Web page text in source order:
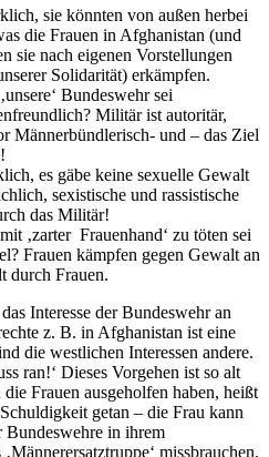
sie könnten von außen herbei
die Frauen in Afghanistan (und
sie nach eigenen Vorstellungen
Solidarität) erkämpfen.
Bundeswehr sei
Militär ist autoritär,
Männerbündlerisch- und – das Ziel
es gäbe keine sexuelle Gewalt
sexistische und rassistische
das Militär!
‚zarter Frauenhand‘ zu töten sei
Frauen kämpfen gegen Gewalt an
durch Frauen.
Interesse der Bundeswehr an
z. B. in Afghanistan ist eine
die westlichen Interessen andere.
ran!‘ Dieses Vorgehen ist so alt
Frauen ausgeholfen haben, heißt
getan – die Frau kann
Bundeswehre in ihrem
missbrauchen.